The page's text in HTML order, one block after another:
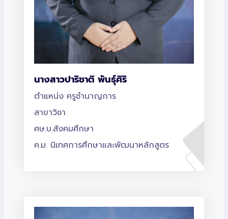
นางสาวปาริชาติ พันธุ์ศิริ
ตำแหน่ง ครูชำนาญการ
สาขาวิชา
ศษ.บ.สังคมศึกษา
ค.ม. นิเทศการศึกษาและพัฒนาหลักสูตร